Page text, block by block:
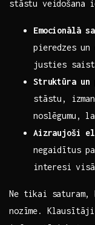
stāstu veidošana
Emocionālā
pieredzes
justies
Struktūra un
stāstu,
‌noslēgumu,
Aizraujoši
negaidītus‍
⁤interesi visā
Ne tikai
nozīme.